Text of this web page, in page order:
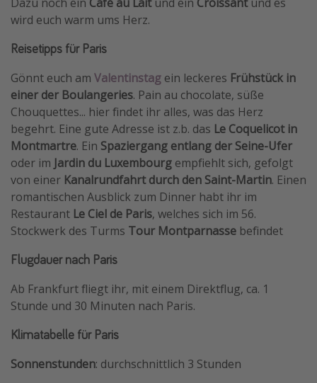
wird euch warm ums Herz.
Reisetipps für Paris
Gönnt euch am Valentinstag ein leckeres Frühstück in
einer der Boulangeries. Pain au chocolate, süße
Chouquettes... hier findet ihr alles, was das Herz
begehrt. Eine gute Adresse ist z.b. das Le Coquelicot in
Montmartre. Ein Spaziergang entlang der Seine-Ufer
oder im Jardin du Luxembourg empfiehlt sich, gefolgt
von einer Kanalrundfahrt durch den Saint-Martin. Einen
romantischen Ausblick zum Dinner habt ihr im
Restaurant Le Ciel de Paris, welches sich im 56.
Stockwerk des Turms Tour Montparnasse befindet
Flugdauer nach Paris
Ab Frankfurt fliegt ihr, mit einem Direktflug, ca. 1
Stunde und 30 Minuten nach Paris.
Klimatabelle für Paris
Sonnenstunden: durchschnittlich 3 Stunden